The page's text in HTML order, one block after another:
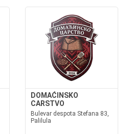
DOMAĆINSKO
CARSTVO
Bulevar despota Stefana 83,
Palilula